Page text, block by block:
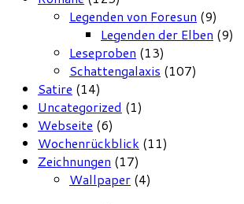
Legenden von Foresun (9)
Legenden der Elben (9)
Leseproben (13)
Schattengalaxis (107)
Satire (14)
Uncategorized (1)
Webseite (6)
Wochenrückblick (11)
Zeichnungen (17)
Wallpaper (4)